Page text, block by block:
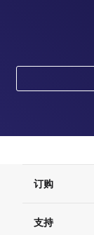
订购
订单支持
支持